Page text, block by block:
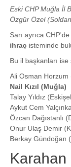
Eski CHP Muğla İl
Özgür Özel
Sarı ayrıca
ihraç isteminde
Bu il başkanları ise
Ali Osman Horzum
Nail Kızıl (Muğla)
Talay Yıldız
Aykut Cem
Özcan Dağıstanlı
Onur Ulaş Demir
Berkay Gündoğan
Karahan